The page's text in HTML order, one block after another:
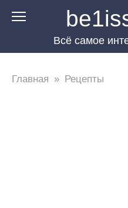
Перейти
Всё самое
Главная » Рецепты